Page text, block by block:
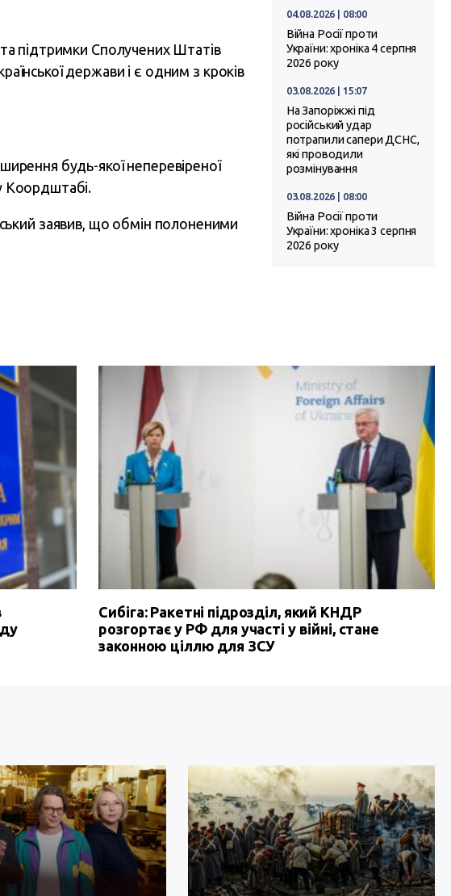
підтримки Сполучених Штатів
держави і є одним з кроків
будь-якої неперевіреної
Коордштабі.
заявив, що обмін полоненими
04.08.2026 | 08:00
Війна Росії проти
України: хроніка 4 серпня
2026 року
03.08.2026 | 15:07
На Запоріжжі під
російський удар
потрапили сапери ДСНС,
які проводили
розмінування
03.08.2026 | 08:00
Війна Росії проти
України: хроніка 3 серпня
2026 року
Сибіга: Ракетні підрозділ, який КНДР
розгортає у РФ для участі у війні, стане
законною ціллю для ЗСУ